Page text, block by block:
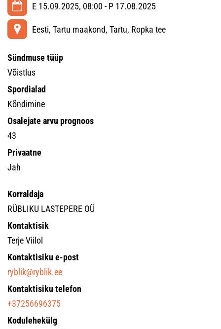
E 15.09.2025, 08:00 - P 17.08.2025
Eesti, Tartu maakond, Tartu, Ropka tee
Sündmuse tüüp
Võistlus
Spordialad
Kõndimine
Osalejate arvu prognoos
43
Privaatne
Jah
Korraldaja
RÜBLIKU LASTEPERE OÜ
Kontaktisik
Terje Viilol
Kontaktisiku e-post
ryblik@ryblik.ee
Kontaktisiku telefon
+37256696375
Kodulehekülg